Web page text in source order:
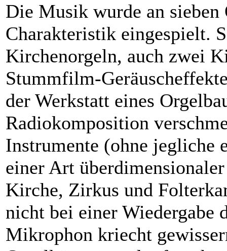
Die Musik wurde an
Charakteristik eingespielt.
Kirchenorgeln, auch zwei
Stummfilm-
der Werkstatt eines
Radiokomposition
Instrumente (ohne jegliche
einer Art
Kirche, Zirkus und
nicht bei einer Wiedergabe
Mikrophon kriecht